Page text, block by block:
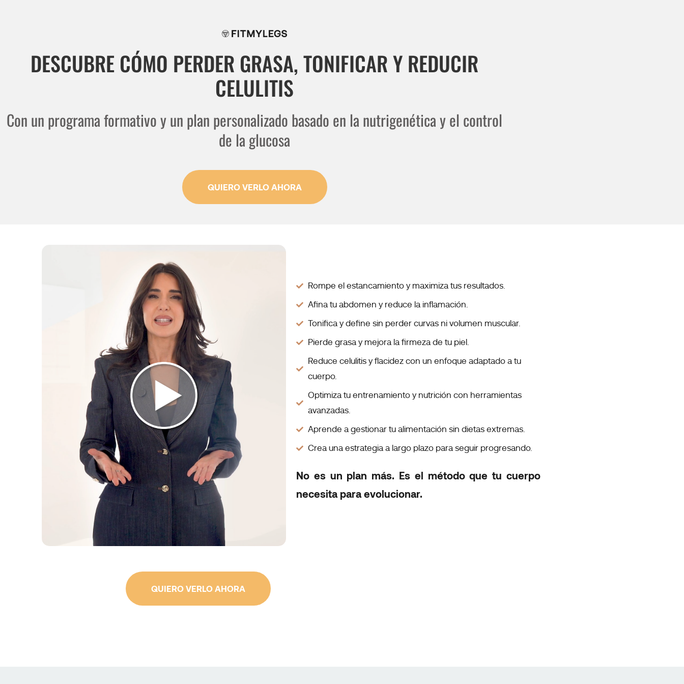
DESCUBRE CÓMO PERDER GRASA, TONIFICAR Y REDUCIR
CELULITIS
Con un programa formativo y un plan personalizado basado en la nutrigenética y el control
de la glucosa
QUIERO VERLO AHORA
Rompe el estancamiento y maximiza tus resultados.
Afina tu abdomen y reduce la inflamación.
Tonifica y define sin perder curvas ni volumen muscular.
Pierde grasa y mejora la firmeza de tu piel.
Reduce celulitis y flacidez con un enfoque adaptado a tu
cuerpo.
Optimiza tu entrenamiento y nutrición con herramientas
avanzadas.
Aprende a gestionar tu alimentación sin dietas extremas.
Crea una estrategia a largo plazo para seguir progresando.
No es un plan más. Es el método que tu cuerpo
necesita para evolucionar.
QUIERO VERLO AHORA